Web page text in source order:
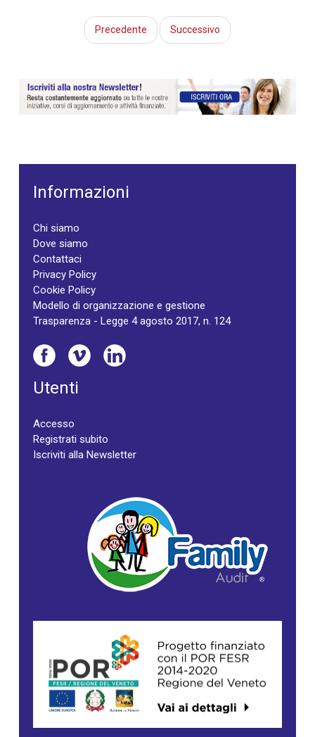
Precedente Successivo
Informazioni
Chi siamo
Dove siamo
Contattaci
Privacy Policy
Cookie Policy
Modello di organizzazione e gestione
Trasparenza - Legge 4 agosto 2017, n. 124
Utenti
Accesso
Registrati subito
Iscriviti alla Newsletter